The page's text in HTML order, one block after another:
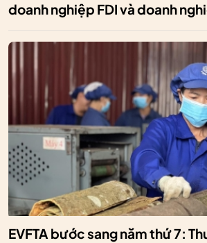
doanh nghiệp FDI và doanh
EVFTA bước sang năm thứ 7: